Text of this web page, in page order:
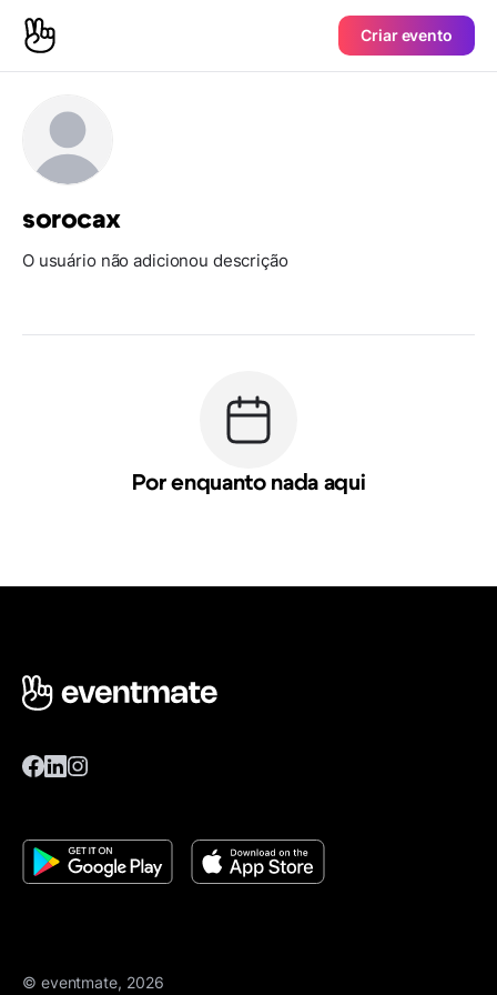
Criar evento
sorocax
O usuário não adicionou descrição
Por enquanto nada aqui
© eventmate, 2026